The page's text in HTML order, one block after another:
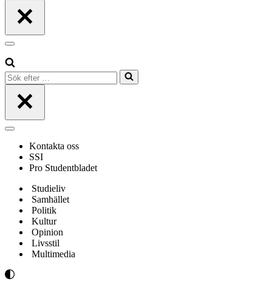
Navigeringsmeny
Sök
efter
Navigeringsmeny
Kontakta oss
SSI
Pro Studentbladet
Studieliv
Samhället
Politik
Kultur
Opinion
Livsstil
Multimedia